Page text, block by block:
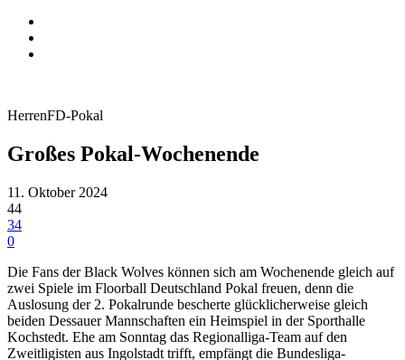
HerrenFD-Pokal
Großes Pokal-Wochenende
11. Oktober 2024
44
34
0
Die Fans der Black Wolves können sich am Wochenende gleich auf
zwei Spiele im Floorball Deutschland Pokal freuen, denn die
Auslosung der 2. Pokalrunde bescherte glücklicherweise gleich
beiden Dessauer Mannschaften ein Heimspiel in der Sporthalle
Kochstedt. Ehe am Sonntag das Regionalliga-Team auf den
Zweitligisten aus Ingolstadt trifft, empfängt die Bundesliga-